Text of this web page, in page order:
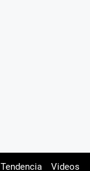
Tendencia Videos